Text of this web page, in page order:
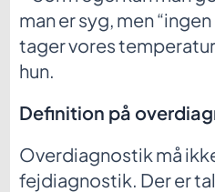
man er syg, men
tager vores
hun.
Definition på
Overdiagnostik må
fejdiagnostik. Der er